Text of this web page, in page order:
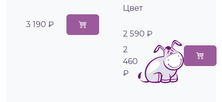
3 190 ₽
Цвет
2 590 ₽
2
460
₽